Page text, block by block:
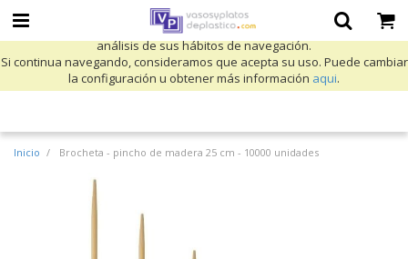
Utilizamos cookies propias y de terceros para mejorar nuestros servicios
y mostrarle publicidad relacionada con sus preferencias mediante el
análisis de sus hábitos de navegación.
Si continua navegando, consideramos que acepta su uso. Puede cambiar
la configuración u obtener más información aqui.
Inicio Brocheta - pincho de madera 25 cm - 10000 unidades